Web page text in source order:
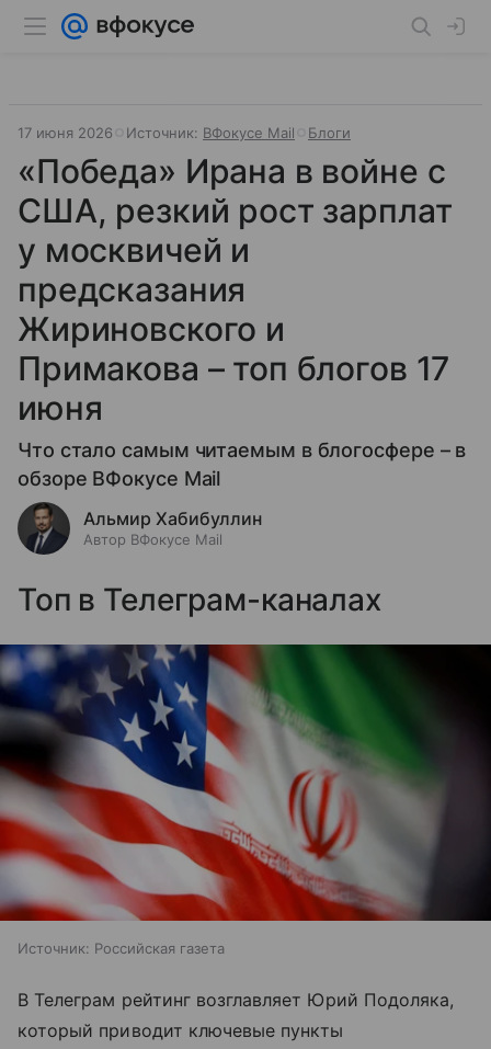
17 июня 2026 Источник: ВФокусе Mail Блоги
«Победа» Ирана в войне с
США, резкий рост зарплат
у москвичей и
предсказания
Жириновского и
Примакова – топ блогов 17
июня
Что стало самым читаемым в блогосфере – в
обзоре ВФокусе Mail
Альмир Хабибуллин
Автор ВФокусе Mail
Топ в Телеграм-каналах
Источник: Российская газета
В Телеграм рейтинг возглавляет Юрий Подоляка,
который приводит ключевые пункты